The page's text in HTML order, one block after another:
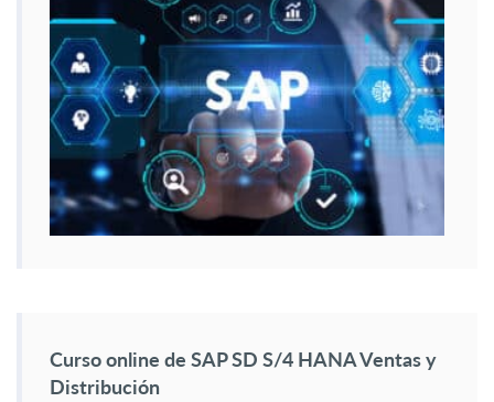
Curso online de SAP SD S/4 HANA Ventas y
Distribución